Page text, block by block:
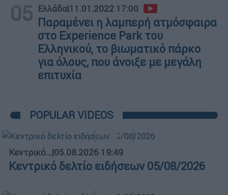
05 Ελλάδα|11.01.2022 17:00
Παραμένει η λαμπερή ατμόσφαιρα
στο Experience Park του
Ελληνικού, το βιωματικό πάρκο
για όλους, που άνοιξε με μεγάλη
επιτυχία
POPULAR VIDEOS
Κεντρικό...|05.08.2026 19:49
Κεντρικό δελτίο ειδήσεων 05/08/2026